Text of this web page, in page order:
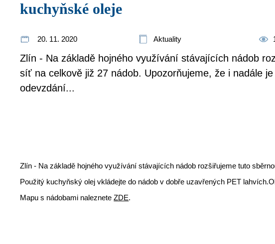
kuchyňské oleje
20. 11. 2020 Aktuality
Zlín - Na základě hojného využívání stávajících nádob
síť na celkově již 27 nádob. Upozorňujeme, že i nadále
odevzdání...
Zlín - Na základě hojného využívání stávajících nádob rozšiřujeme tuto
Použitý kuchyňský olej vkládejte do nádob v dobře uzavřených PET
Mapu s nádobami nalezneteZDE.